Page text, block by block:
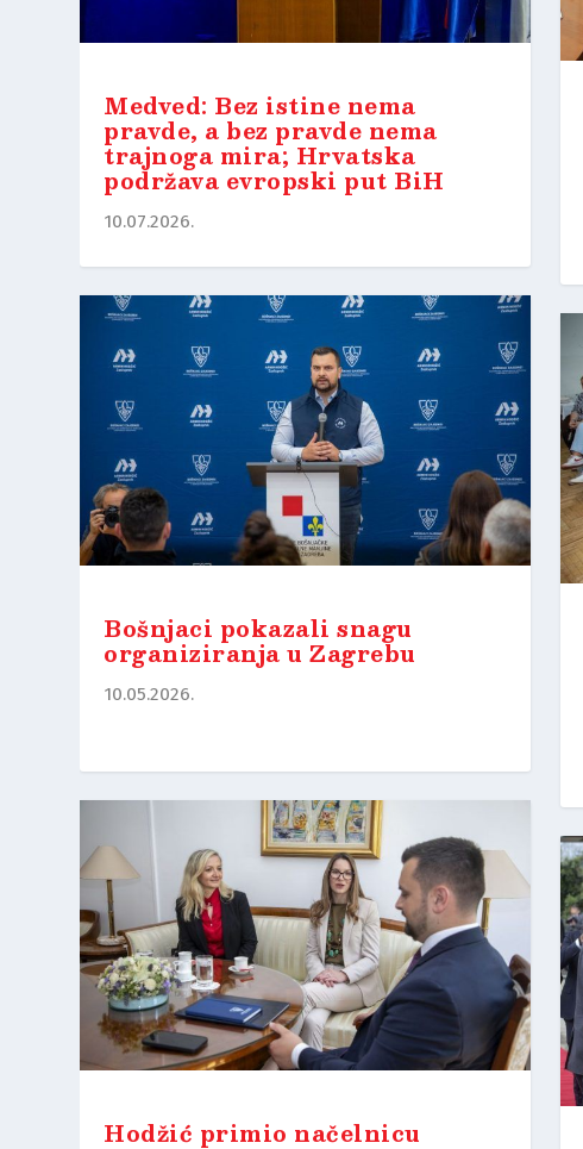
Medved: Bez istine nema
pravde, a bez pravde nema
trajnoga mira; Hrvatska
podržava evropski put BiH
10.07.2026.
Bošnjaci pokazali snagu
organiziranja u Zagrebu
10.05.2026.
Hodžić primio načelnicu